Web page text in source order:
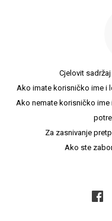
Cjelovit
Ako imate korisničko ime i
Ako nemate korisničko
Za zasnivanje
Ako ste